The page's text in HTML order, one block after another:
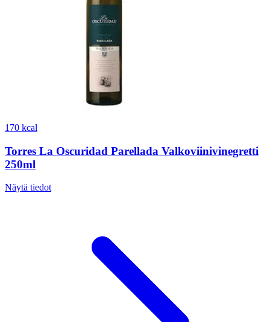
170 kcal
Torres La Oscuridad Parellada Valkoviinivinegretti
250ml
Näytä tiedot